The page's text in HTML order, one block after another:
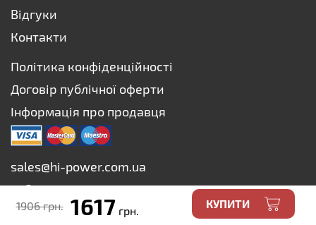
1906 грн. 1617 грн.
КУПИТИ
Відгуки
Контакти
Політика конфіденційності
Договір публічної оферти
Інформація про продавця
sales@hi-power.com.ua
+38 073 627-75-73
+38 067 627-75-73